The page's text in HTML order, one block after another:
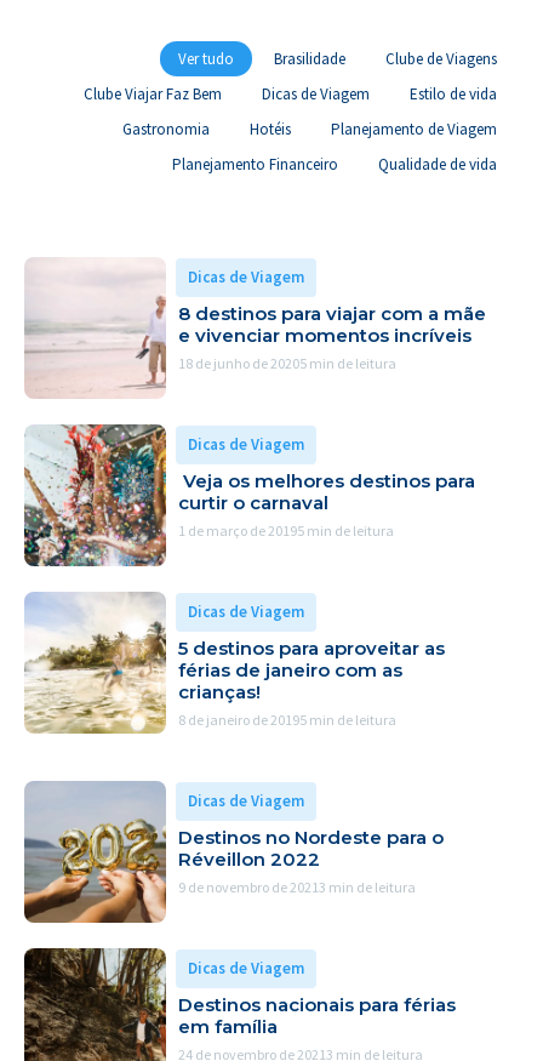
Ver tudo Brasilidade
Clube de Viagens
Clube Viajar Faz Bem
Dicas de Viagem
Estilo de vida
Gastronomia
Hotéis
Planejamento de Viagem
Planejamento Financeiro
Qualidade de vida
Dicas de Viagem
8 destinos para viajar com a mãe
e vivenciar momentos incríveis
18 de junho de 20205 min de leitura
Dicas de Viagem
Veja os melhores destinos para
curtir o carnaval
1 de março de 20195 min de leitura
Dicas de Viagem
5 destinos para aproveitar as
férias de janeiro com as
crianças!
8 de janeiro de 20195 min de leitura
Dicas de Viagem
Destinos no Nordeste para o
Réveillon 2022
9 de novembro de 20213 min de leitura
Dicas de Viagem
Destinos nacionais para férias
em família
24 de novembro de 20213 min de leitura